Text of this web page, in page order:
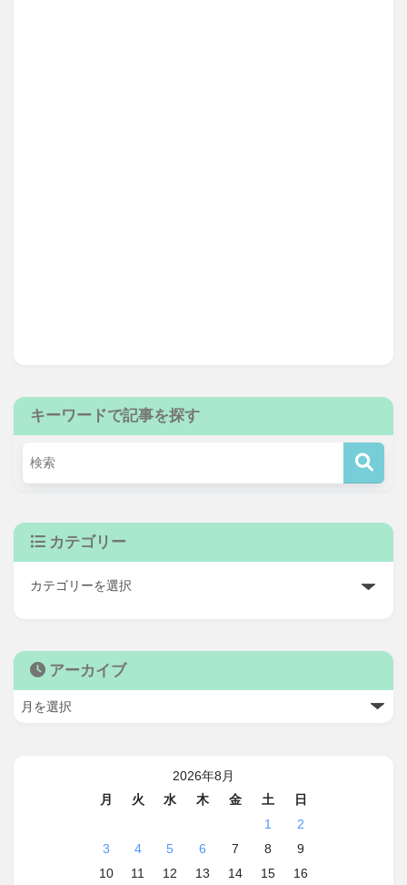
キーワードで記事を探す
カテゴリー
アーカイブ
2026年8月
月
火 水 木 金 土
日
1
2
3
4 5 6 7 8
9
10
11 12 13 14 15
16